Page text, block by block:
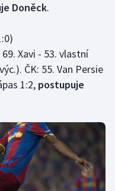
Doněck.
Xavi - 53. vlastní
ČK: 55. Van Persie
1:2, postupuje